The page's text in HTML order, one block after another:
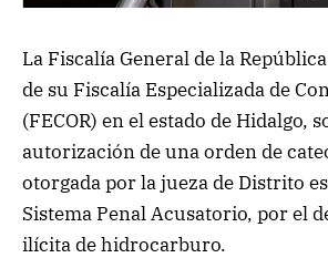
La Fiscalía General de la
de su Fiscalía Especializada de
(FECOR) en el estado de Hidalgo,
autorización de una orden de
otorgada por la jueza de Distrito
Sistema Penal Acusatorio, por el
ilícita de hidrocarburo.